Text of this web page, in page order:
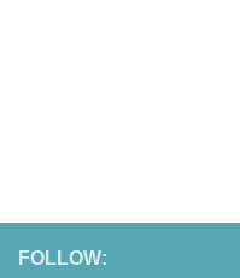
FOLLOW: